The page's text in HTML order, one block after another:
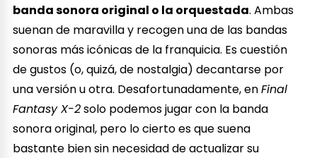
banda sonora original o la orquestada. Ambas
suenan de maravilla y recogen una de las bandas
sonoras más icónicas de la franquicia. Es cuestión
de gustos (o, quizá, de nostalgia) decantarse por
una versión u otra. Desafortunadamente, enFinal
Fantasy X-2solo podemos jugar con la banda
sonora original, pero lo cierto es que suena
bastante bien sin necesidad de actualizar su